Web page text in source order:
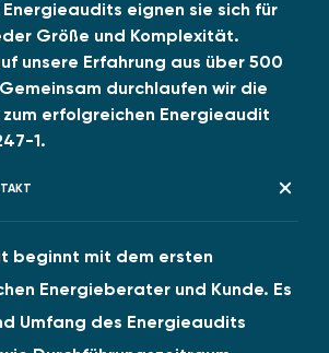
eignen sie sich für
Größe und Komplexität.
unsere Erfahrung aus über 500
durchlaufen wir die
erfolgreichen Energieaudit
1.
beginnt mit dem ersten
Energieberater und Kunde. Es
Umfang des Energieaudits